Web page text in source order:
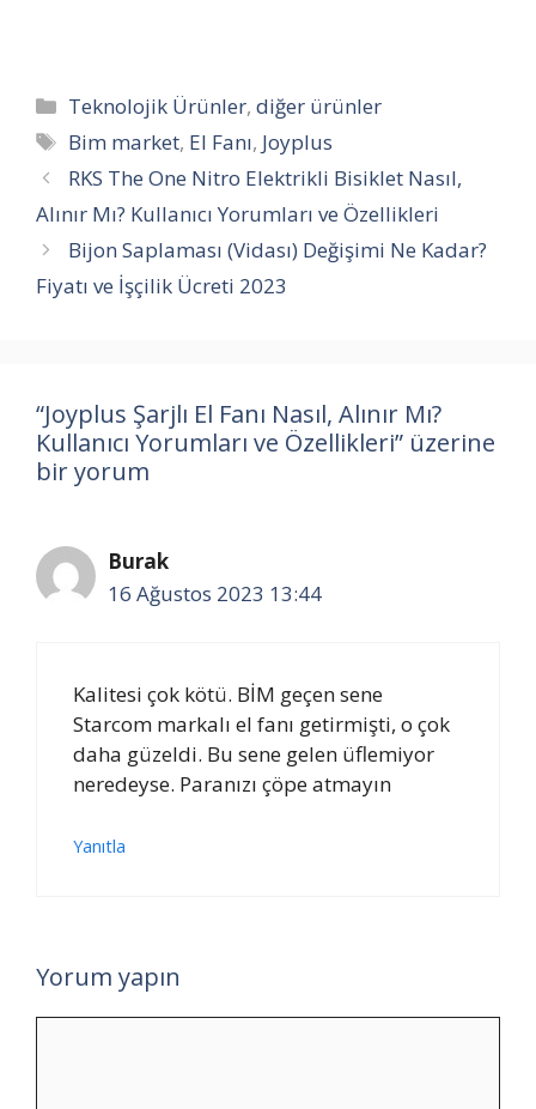
Kategoriler
Teknolojik Ürünler,diğer ürünler
Etiketler
Bim market, El Fanı, Joyplus
RKS The One Nitro Elektrikli Bisiklet Nasıl,
Alınır Mı? Kullanıcı Yorumları ve Özellikleri
Bijon Saplaması (Vidası) Değişimi Ne Kadar?
Fiyatı ve İşçilik Ücreti 2023
“Joyplus Şarjlı El Fanı Nasıl, Alınır Mı?
Kullanıcı Yorumları ve Özellikleri” üzerine
bir yorum
Burak
16 Ağustos 2023 13:44
Kalitesi çok kötü. BİM geçen sene
Starcom markalı el fanı getirmişti, o çok
daha güzeldi. Bu sene gelen üflemiyor
neredeyse. Paranızı çöpe atmayın
Yanıtla
Yorum yapın